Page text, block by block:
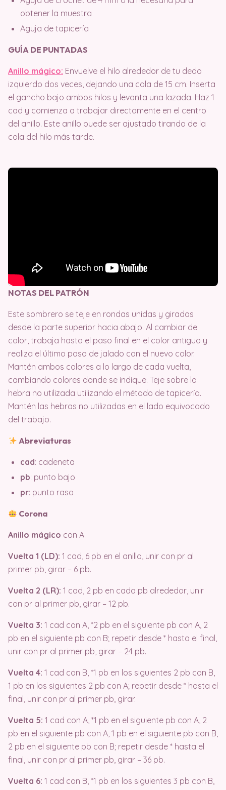
obtener la muestra
Aguja de tapicería
GUÍA DE PUNTADAS
Anillo mágico: Envuelve el hilo alrededor de tu dedo
izquierdo dos veces, dejando una cola de 15 cm. Inserta
el gancho bajo ambos hilos y levanta una lazada. Haz 1
cad y comienza a trabajar directamente en el centro
del anillo. Este anillo puede ser ajustado tirando de la
cola del hilo más tarde.
NOTAS DEL PATRÓN
Este sombrero se teje en rondas unidas y giradas
desde la parte superior hacia abajo. Al cambiar de
color, trabaja hasta el paso final en el color antiguo y
realiza el último paso de jalado con el nuevo color.
Mantén ambos colores a lo largo de cada vuelta,
cambiando colores donde se indique. Teje sobre la
hebra no utilizada utilizando el método de tapicería.
Mantén las hebras no utilizadas en el lado equivocado
del trabajo.
Abreviaturas
cad: cadeneta
pb: punto bajo
pr: punto raso
Corona
Anillo mágico con A.
Vuelta 1 (LD): 1 cad, 6 pb en el anillo, unir con pr al
primer pb, girar – 6 pb.
Vuelta 2 (LR): 1 cad, 2 pb en cada pb alrededor, unir
con pr al primer pb, girar – 12 pb.
Vuelta 3: 1 cad con A, *2 pb en el siguiente pb con A, 2
pb en el siguiente pb con B; repetir desde * hasta el final,
unir con pr al primer pb, girar – 24 pb.
Vuelta 4: 1 cad con B, *1 pb en los siguientes 2 pb con B,
1 pb en los siguientes 2 pb con A; repetir desde * hasta el
final, unir con pr al primer pb, girar.
Vuelta 5: 1 cad con A, *1 pb en el siguiente pb con A, 2
pb en el siguiente pb con A, 1 pb en el siguiente pb con B,
2 pb en el siguiente pb con B; repetir desde * hasta el
final, unir con pr al primer pb, girar – 36 pb.
Vuelta 6: 1 cad con B, *1 pb en los siguientes 3 pb con B,